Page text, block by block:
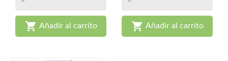
 Añadir al carrito  Añadir al carrito